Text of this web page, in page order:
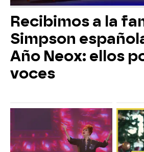
Recibimos a la
Simpson
Año Neox: ellos
voces